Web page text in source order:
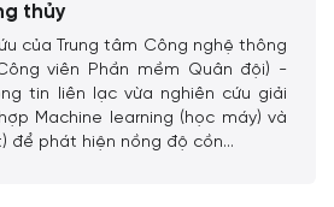
thủy
của Trung tâm Công nghệ thông
viên Phần mềm Quân đội) -
tin liên lạc vừa nghiên cứu giải
Machine learning (học máy) và
để phát hiện nồng độ cồn...